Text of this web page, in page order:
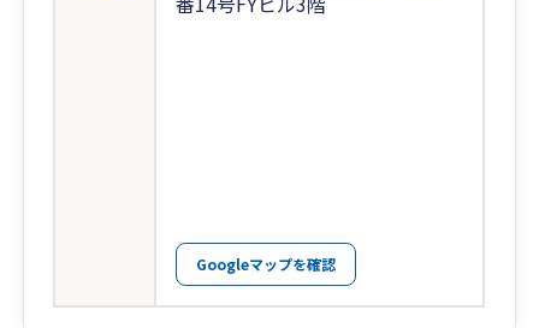
Googleマップを確認